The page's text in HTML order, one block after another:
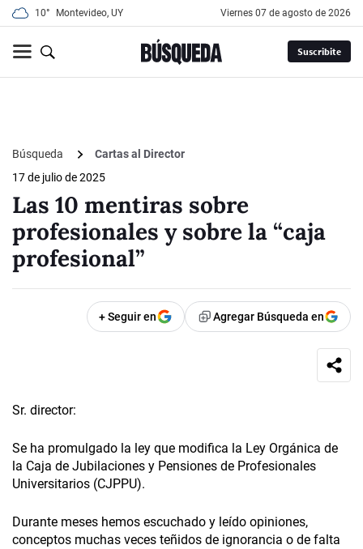
10° Montevideo, UY viernes 07 de agosto de 2026
Suscribite
Búsqueda
Cartas al Director
17 de julio de 2025
Las 10 mentiras sobre
profesionales y sobre la “caja
profesional”
+ Seguir en Agregar Búsqueda en
Sr. director:
Se ha promulgado la ley que modifica la Ley Orgánica de
la Caja de Jubilaciones y Pensiones de Profesionales
Universitarios (CJPPU).
Durante meses hemos escuchado y leído opiniones,
conceptos muchas veces teñidos de ignorancia o de falta